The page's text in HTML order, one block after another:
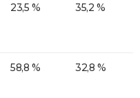
23,5 % 35,2 %
58,8 % 32,8 %